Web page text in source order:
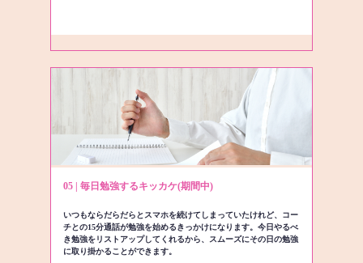
05 | 毎日勉強するキッカケ(期間中)
いつもならだらだらとスマホを続けてしまっていたけれど、コー
チとの15分通話が勉強を始めるきっかけになります。今日やるべ
き勉強をリストアップしてくれるから、スムーズにその日の勉強
に取り掛かることができます。